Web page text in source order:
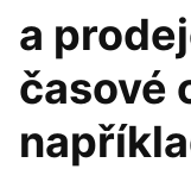
a
časové